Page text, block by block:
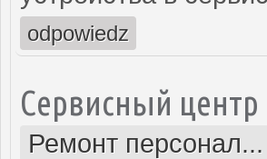
odpowiedz
Сервисный центр
Ремонт